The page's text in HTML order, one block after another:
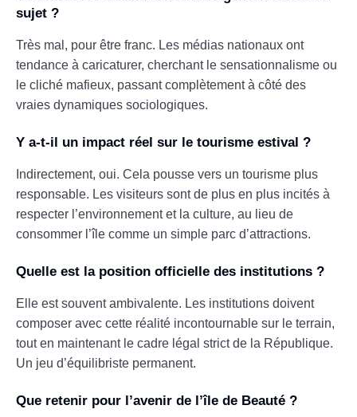
sujet ?
Très mal, pour être franc. Les médias nationaux ont
tendance à caricaturer, cherchant le sensationnalisme ou
le cliché mafieux, passant complètement à côté des
vraies dynamiques sociologiques.
Y a-t-il un impact réel sur le tourisme estival ?
Indirectement, oui. Cela pousse vers un tourisme plus
responsable. Les visiteurs sont de plus en plus incités à
respecter l’environnement et la culture, au lieu de
consommer l’île comme un simple parc d’attractions.
Quelle est la position officielle des institutions ?
Elle est souvent ambivalente. Les institutions doivent
composer avec cette réalité incontournable sur le terrain,
tout en maintenant le cadre légal strict de la République.
Un jeu d’équilibriste permanent.
Que retenir pour l’avenir de l’île de Beauté ?